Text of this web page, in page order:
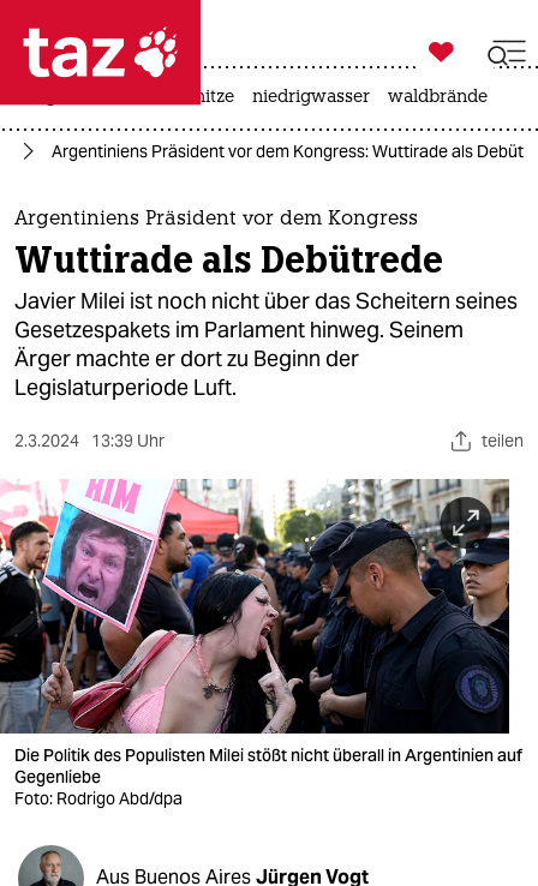
 taz zahl ich
taz zahl ich
themen
politik
öko
gesellschaft
kultur
sport
berlin
nord
wahrheit
verlag
verlag
veranstaltungen
shop

taz zahl ich
hitze niedrigwasser waldbrände
Argentiniens Präsident vor dem Kongress: Wuttirade als
Argentiniens Präsident vor dem Kongress
Wuttirade als Debütrede
Javier Milei ist noch nicht über das Scheitern seines
Gesetzespakets im Parlament hinweg. Seinem
Ärger machte er dort zu Beginn der
Legislaturperiode Luft.
2.3.2024 13:39 Uhr teilen
Die Politik des Populisten Milei stößt nicht überall in Argentinien auf
Gegenliebe
Foto: Rodrigo Abd/dpa
Aus Buenos AiresJürgen Vogt